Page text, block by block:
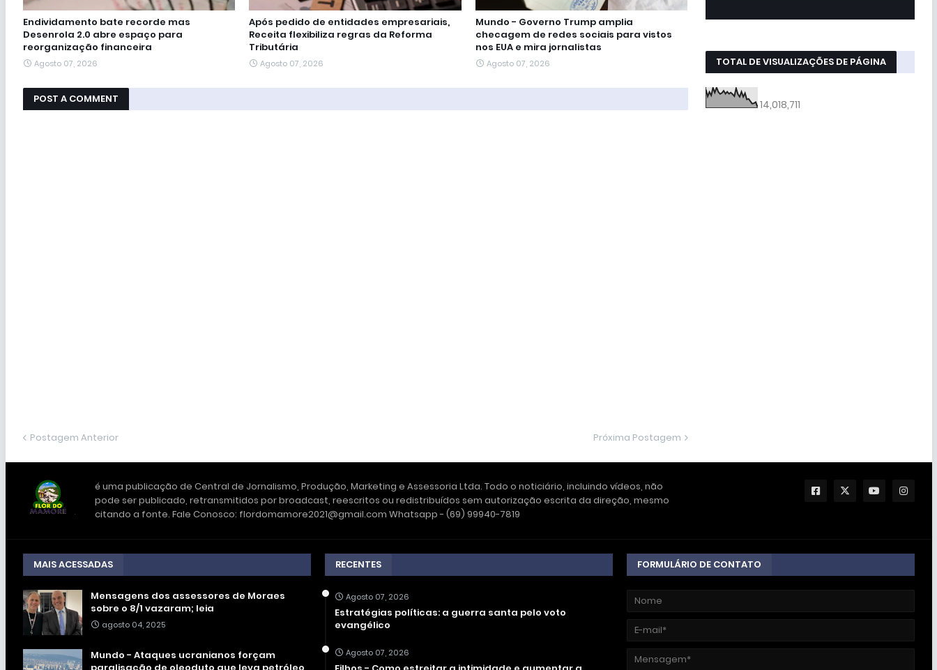
Endividamento bate recorde mas
Desenrola 2.0 abre espaço para
reorganização financeira
Agosto 07, 2026
Após pedido de entidades empresariais,
Receita flexibiliza regras da Reforma
Tributária
Agosto 07, 2026
Mundo - Governo Trump amplia
checagem de redes sociais para vistos
nos EUA e mira jornalistas
Agosto 07, 2026
POST A COMMENT
Postagem Anterior Próxima Postagem
TOTAL DE VISUALIZAÇÕES DE PÁGINA
14,018,711
é uma publicação de Central de Jornalismo, Produção, Marketing e Assessoria Ltda. Todo o noticiário, incluindo vídeos, não
pode ser publicado, retransmitidos por broadcast, reescritos ou redistribuídos sem autorização escrita da direção, mesmo
citando a fonte. Fale Conosco: flordomamore2021@gmail.com Whatsapp - (69) 99940-7819
MAIS ACESSADAS
Mensagens dos assessores de Moraes
sobre o 8/1 vazaram; leia
agosto 04, 2025
Mundo - Ataques ucranianos forçam
RECENTES
Agosto 07, 2026
Estratégias políticas: a guerra santa pelo voto
evangélico
Agosto 07, 2026
FORMULÁRIO DE CONTATO